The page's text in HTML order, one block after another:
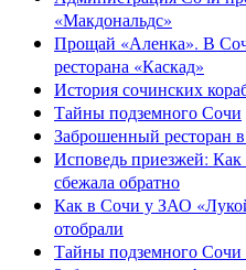
«Макдональдс»
Прощай «Аленка». В
ресторана «Каскад»
История сочинских
Тайны подземного Сочи
Заброшенный ресторан
Исповедь приезжей:
сбежала обратно
Как в Сочи у ЗАО
отобрали
Тайны подземного Сочи